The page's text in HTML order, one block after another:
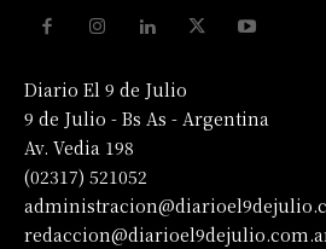
Diario El 9 de Julio
9 de Julio - Bs As - Argentina
Av. Vedia 198
(02317) 521052